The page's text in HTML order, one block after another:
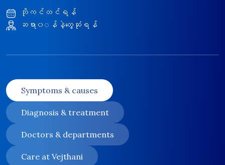
ဘိုကင်တင်ရန်
ဆရာ၀◌န်နဲ့တွေ့ဆုံရန်
Symptoms & causes
Diagnosis & treatment
Doctors & departments
Care at Vejthani